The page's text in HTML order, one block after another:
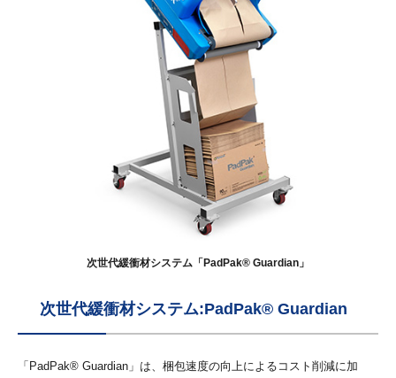
次世代緩衝材システム「PadPak® Guardian」
次世代緩衝材システム:PadPak® Guardian
「PadPak® Guardian」は、梱包速度の向上によるコスト削減に加